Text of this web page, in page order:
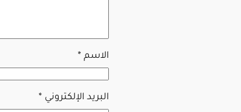
الاسم *
البريد الإلكتروني *